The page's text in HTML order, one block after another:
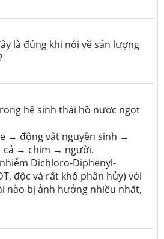
là đúng khi nói về sản lượng
hệ sinh thái hồ nước ngọt
→ động vật nguyên sinh →
cá → chim → người.
Dichloro-Diphenyl-
độc và rất khó phân hủy) với
nào bị ảnh hưởng nhiều nhất,